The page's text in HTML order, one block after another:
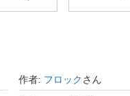
作者: フロックさん